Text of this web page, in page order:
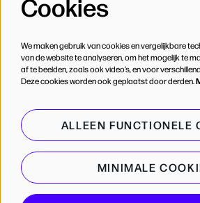
Cookies
We maken gebruik van cookies en vergelijkbare
van de website te analyseren, om het mogelijk te
af te beelden, zoals ook video’s, en voor
Deze cookies worden ook geplaatst door derden.
ALLEEN FUNCTIONELE
MINIMALE